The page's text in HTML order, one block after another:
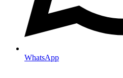
WhatsApp